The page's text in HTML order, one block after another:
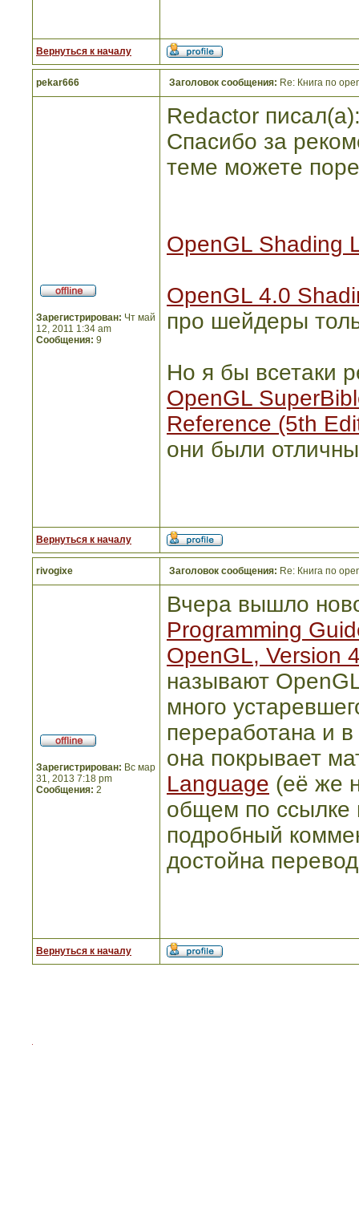
Вернуться к началу
pekar666 Заголовок сообщения: Re: Книга по
Зарегистрирован: Чт май
12, 2011 1:34 am
Сообщения: 9
Redactor
Спасибо за
теме можете
OpenGL Shading
OpenGL 4.0
про шейдеры
Но я бы всетаки
OpenGL
Reference (5th
они были
Вернуться к началу
rivogixe Заголовок сообщения: Re: Книга по
Зарегистрирован: Вс мар
31, 2013 7:18 pm
Сообщения: 2
Вчера вышло
Programming
OpenGL, Version
называют
много
переработана и в
она покрывает
Language (её же
общем по ссылке
подробный
достойна
Вернуться к началу